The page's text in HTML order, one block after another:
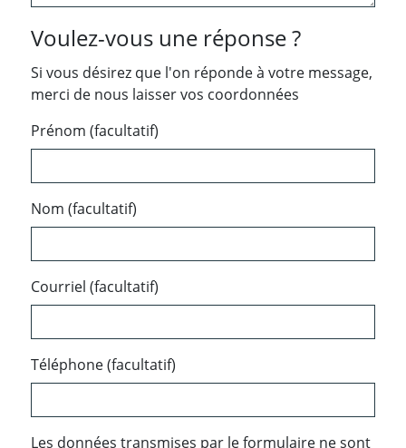
Voulez-vous une réponse ?
Si vous désirez que l'on réponde à votre message,
merci de nous laisser vos coordonnées
Prénom (facultatif)
Nom (facultatif)
Courriel (facultatif)
Téléphone (facultatif)
Les données transmises par le formulaire ne sont